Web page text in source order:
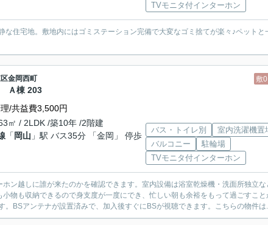
TVモニタ付インターホン
住宅地。敷地内にはゴミステーション完備で大変なゴミ捨てが楽々♪ペットと
敷0
金岡西町
Ａ棟 203
/共益費3,500円
㎡ / 2LDK /築10年 /2階建
「 岡山 」駅 バス35分 「金岡」 停歩
バス・トイレ別 室内洗濯機置
バルコニー
駐輪場
TVモニタ付インターホン
ン越しに誰が来たのかを確認できます。室内設備は浴室乾燥機・洗面所独立な
物も収納できるので身支度が一度にでき、忙しい朝も余裕をもって過ごすこ
BSアンテナが設置済みで、加入後すぐにBSが視聴できます。こちらの物件は